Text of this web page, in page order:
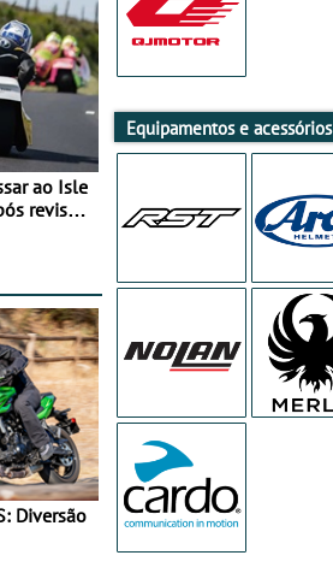
ao Isle
revisão
Diversão
Equipamentos e acessórios